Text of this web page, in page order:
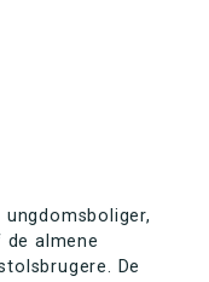
almene
De